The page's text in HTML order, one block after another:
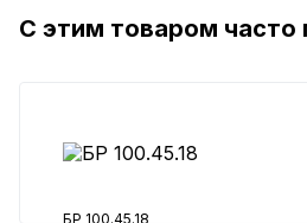
950 ₽
С этим товаром часто
БР 100.45.18